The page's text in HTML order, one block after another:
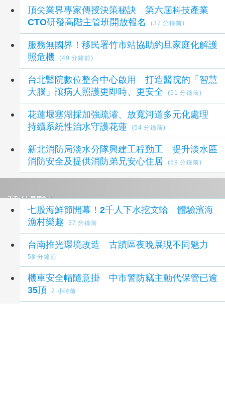
頂尖業界專家傳授決策秘訣 第六屆科技產業
CTO研發高階主管班開放報名
(37 分鐘前)
服務無國界！移民署竹市站協助約旦家庭化解護
照危機
(49 分鐘前)
台北醫院數位整合中心啟用 打造醫院的「智慧
大腦」讓病人照護更即時、更安全
(51 分鐘前)
花蓮堰塞湖採加強疏濬、放寬河道多元化處理
持續系統性治水守護花蓮
(54 分鐘前)
新北消防局淡水分隊興建工程動工 提升淡水區
消防安全及提供消防弟兄安心住居
(59 分鐘前)
延伸閱讀
七股海鮮節開幕！2千人下水挖文蛤 體驗濱海
漁村樂趣
37 分鐘前
台南推光環境改造 古蹟區夜晚展現不同魅力
58 分鐘前
機車安全帽隨意掛 中市警防竊主動代保管已逾
35頂
2 小時前